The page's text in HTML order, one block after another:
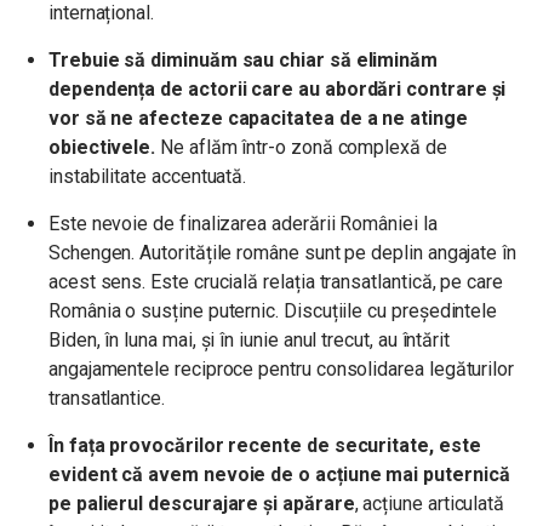
internațional.
Trebuie să diminuăm sau chiar să eliminăm
dependența de actorii care au abordări contrare și
vor să ne afecteze capacitatea de a ne atinge
obiectivele. Ne aflăm într-o zonă complexă de
instabilitate accentuată.
Este nevoie de finalizarea aderării României la
Schengen. Autoritățile române sunt pe deplin angajate în
acest sens. Este crucială relația transatlantică, pe care
România o susține puternic. Discuțiile cu președintele
Biden, în luna mai, și în iunie anul trecut, au întărit
angajamentele reciproce pentru consolidarea legăturilor
transatlantice.
În fața provocărilor recente de securitate, este
evident că avem nevoie de o acțiune mai puternică
pe palierul descurajare și apărare, acțiune articulată